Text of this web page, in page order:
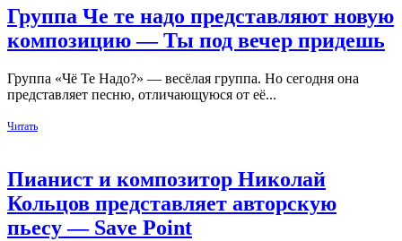
Группа Че те надо представляют новую
композицию — Ты под вечер придешь
Группа «Чё Те Надо?» — весёлая группа. Но сегодня она
представляет песню, отличающуюся от её...
Читать
Пианист и композитор Николай
Кольцов представляет авторскую
пьесу — Save Point